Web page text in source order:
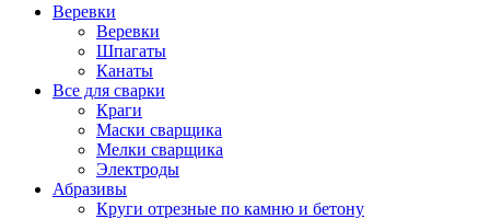
Веревки
Веревки
Шпагаты
Канаты
Все для сварки
Краги
Маски сварщика
Мелки сварщика
Электроды
Абразивы
Круги отрезные по камню и бетону